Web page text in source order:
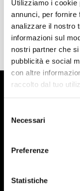
Utilizziamo i cookie
annunci, per fornire
analizzare il nostro
informazioni sul
nostri partner che
pubblicità e social
con altre
raccolto dal tuo
delNecessari
Preferenze
Statistiche